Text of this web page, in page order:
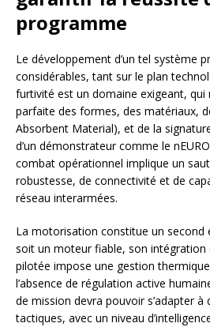
programme
Le développement d’un tel système
considérables, tant sur le plan
furtivité est un domaine exigeant, qui
parfaite des formes, des matériaux,
Absorbent Material), et de la
d’un démonstrateur comme le
combat opérationnel implique un
robustesse, de connectivité et de
réseau interarmées.
La motorisation constitue un second
soit un moteur fiable, son intégration
pilotée impose une gestion
l’absence de régulation active
de mission devra pouvoir s’adapter à
tactiques, avec un niveau